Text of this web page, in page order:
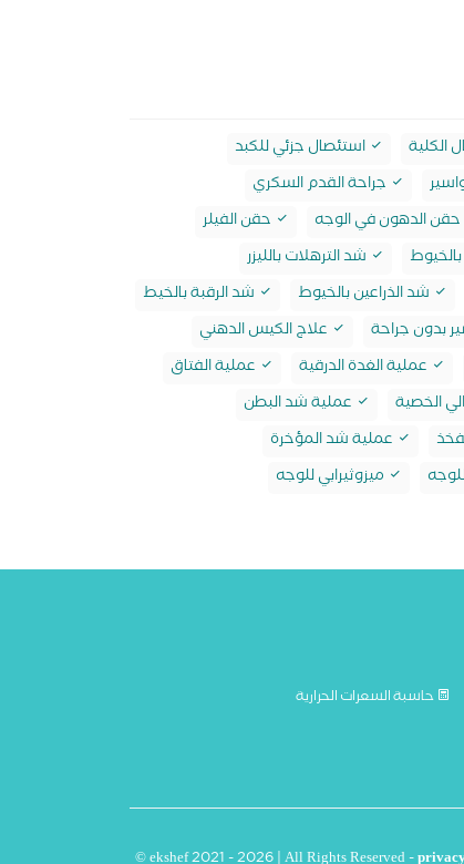
الكلية
استئصال جزئي للكبد
جراحة القدم السكري
حقن الدهون في الوجه
حقن الفيلر
شد الترهلات بالليزر
شد الذراعين بالخيوط
شد الرقبة بالخيط
بدون جراحة
علاج الكيس الدهني
عملية الغدة الدرقية
عملية الفتاق
الخصية
عملية شد البطن
عملية شد المؤخرة
ميزوثيرابي للوجه
حاسبة السعرات الحرارية